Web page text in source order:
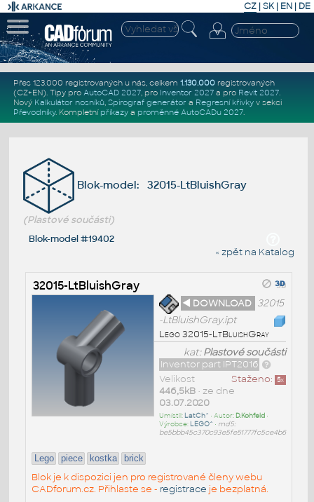
CZ | SK| EN | DE
Přes 123.000 registrovaných u nás, celkem 1.130.000registrovaných
(CZ+EN). Tipy pro AutoCAD 2027, pro Inventor 2027a pro Revit 2027.
Nový Kalkulátor nosníků, Spirograf generátor a Regresní křivkyv sekci
Převodníky. Kompletní příkazya proměnné AutoCADu 2027.
Blok-model: 32015-LtBluishGray
(Plastové součásti)
Blok-model #19402
« zpět na Katalog
32015-LtBluishGray
◄ DOWNLOAD 32015
-LtBluishGray.ipt
Lego 32015-LtBluishGray
kat:Plastové součásti
Inventor part IPT2016
Staženo: 5x
Velikost
446,5kB• ze dne
03.07.2020
Umístil: LatCh^ • Autor: D.Kohfeld•
Výrobce: LEGO^ • md5:
be5bbb45c370c93e5fe51777fc5ce4b6
Lego piece kostka brick
Blok je k dispozici jen pro registrované členy webu
CADforum.cz. Přihlaste se - registrace je bezplatná.